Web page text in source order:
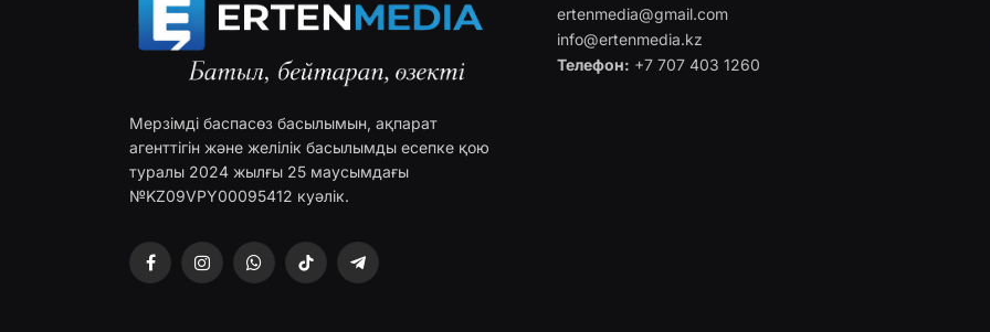
Мерзімді баспасөз басылымын, ақпарат
агенттігін және желілік басылымды есепке қою
туралы 2024 жылғы 25 маусымдағы
№KZ09VPY00095412 куәлік.
FacebookInstagramWhatsAppTikTok Telegram
ertenmedia@gmail.com
info@ertenmedia.kz
Телефон: +7 707 403 1260